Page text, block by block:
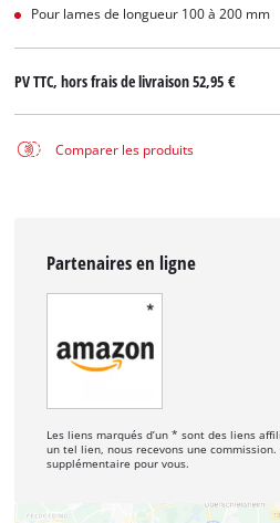
Pour lames de longueur 100 à 200 mm
PV TTC, hors frais de livraison52,95 €
Comparer les produits
Partenaires en ligne
Les liens marqués d’un * sont des liens
un tel lien, nous recevons une commission.
supplémentaire pour vous.